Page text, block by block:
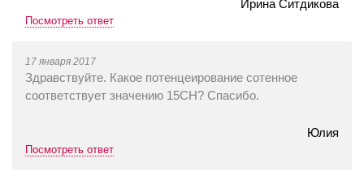
Ирина Ситдикова
Посмотреть ответ
17 января 2017
Здравствуйте. Какое потенцеирование сотенное
соответствует значению 15CH? Спасибо.
Юлия
Посмотреть ответ